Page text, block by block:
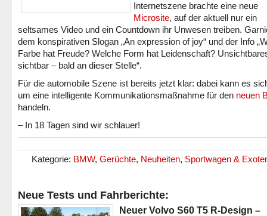
Internetszene brachte eine neue
Microsite, auf der aktuell nur ein
seltsames Video und ein Countdown ihr Unwesen treiben.
dem konspirativen Slogan „An expression of joy“ und der Info
Farbe hat Freude? Welche Form hat Leidenschaft?
sichtbar – bald an dieser Stelle“.
Für die automobile Szene ist bereits jetzt klar: dabei kann es
um eine intelligente Kommunikationsmaßnahme für den neuen
handeln.
– In 18 Tagen sind wir schlauer!
Kategorie: BMW, Gerüchte, Neuheiten, Sportwagen &
Neue Tests und Fahrberichte:
Neuer Volvo S60 T5 R-Design –